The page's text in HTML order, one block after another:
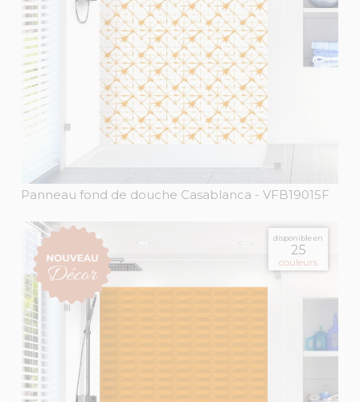
Panneau fond de douche Casablanca - VFB19015F
disponible en
25
couleurs